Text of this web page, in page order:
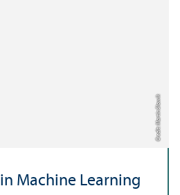
Credit: Martin Slowik
Machine Learning